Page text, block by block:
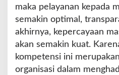
maka pelayanan kepada
semakin optimal,
akhirnya, kepercayaan
akan semakin kuat.
kompetensi ini
organisasi dalam